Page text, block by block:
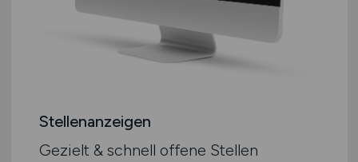
Stellenanzeigen
Gezielt & schnell offene Stellen